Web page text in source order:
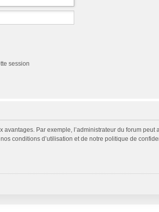
session
Par exemple, l’administrateur du forum peut
conditions d’utilisation et de notre politique de